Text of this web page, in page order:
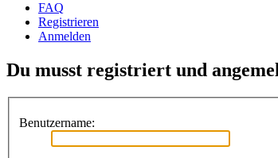
FAQ
Registrieren
Anmelden
Du musst registriert und
Benutzername: